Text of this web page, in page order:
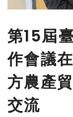
第15屆
作會議
方農產
交流